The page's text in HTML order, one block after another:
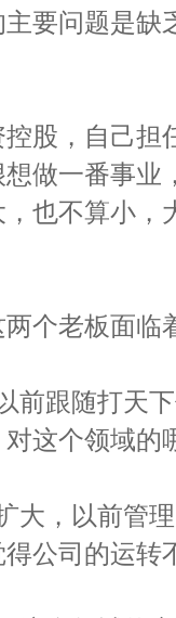
要问题是
股，自己
做一番事
也不算小
个老板面临
前跟随打天
这个领域的
大，以前管
得公司的运